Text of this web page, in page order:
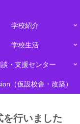
学校紹介
学校生活
・支援センター
（仮設校舎・改築）
行いました